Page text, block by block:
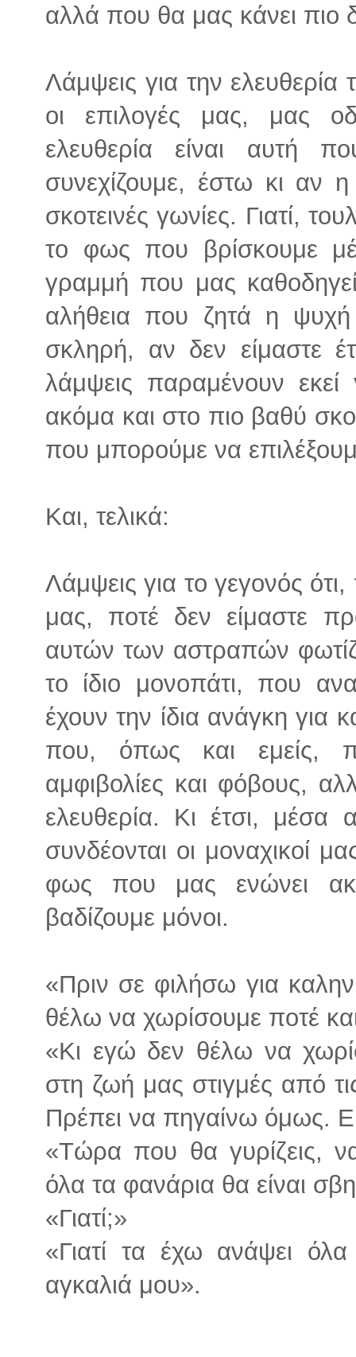
αλλά που θα μας κάνει πιο
Λάμψεις για την
οι επιλογές μας, μας
ελευθερία είναι αυτή
συνεχίζουμε, έστω κι αν
σκοτεινές γωνίες. Γιατί,
το φως που βρίσκουμε
γραμμή που μας
αλήθεια που ζητά η
σκληρή, αν δεν είμαστε
λάμψεις παραμένουν
ακόμα και στο πιο βαθύ
που μπορούμε να
Και, τελικά:
Λάμψεις για το γεγονός
μας, ποτέ δεν είμαστε
αυτών των αστραπών
το ίδιο μονοπάτι, που
έχουν την ίδια ανάγκη για
που, όπως και εμείς,
αμφιβολίες και φόβους,
ελευθερία. Κι έτσι, μέσα
συνδέονται οι μοναχικοί
φως που μας ενώνει
βαδίζουμε μόνοι.
«Πριν σε φιλήσω για
θέλω να χωρίσουμε ποτέ
«Κι εγώ δεν θέλω να
στη ζωή μας στιγμές από
Πρέπει να πηγαίνω όμως.
«Τώρα που θα γυρίζεις,
όλα τα φανάρια θα είναι
«Γιατί;»
«Γιατί τα έχω ανάψει
αγκαλιά μου».